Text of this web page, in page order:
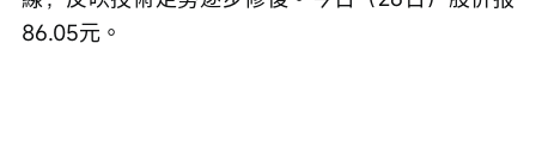
86.05元。